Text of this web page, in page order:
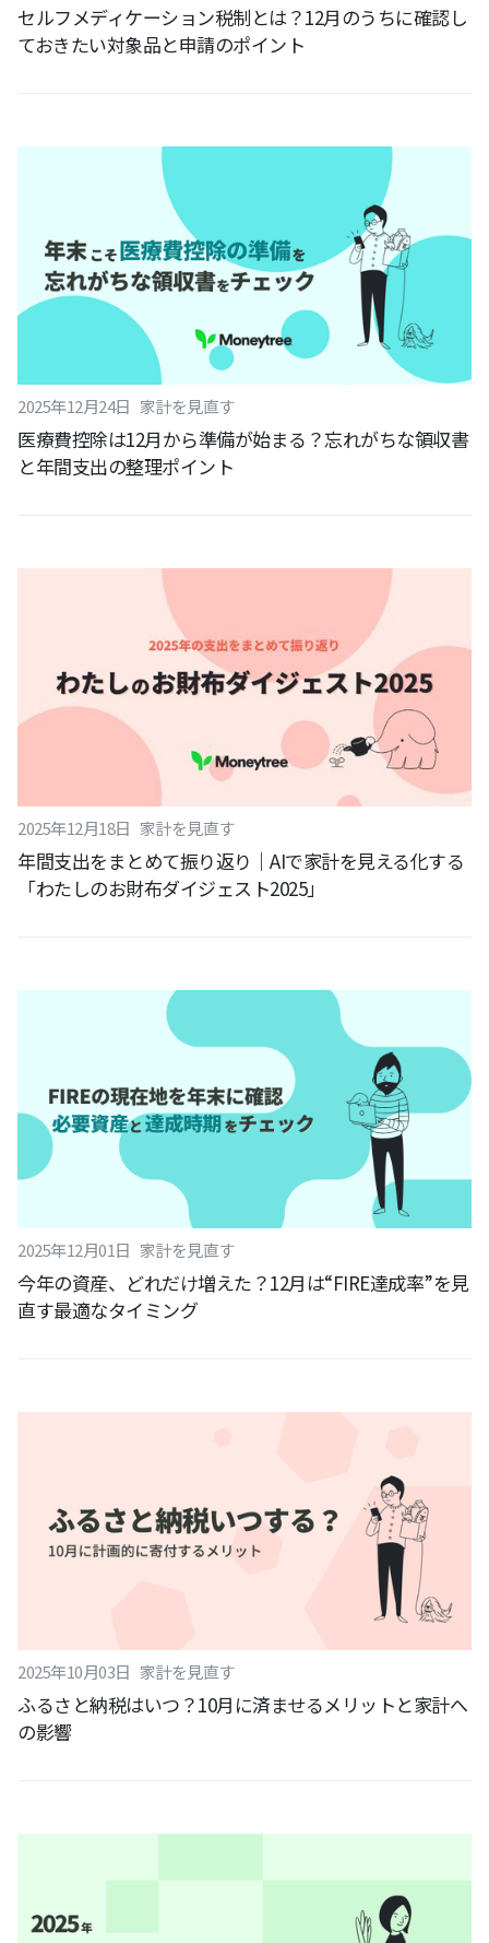
セルフメディケーション税制とは？12月のうちに確認し
ておきたい対象品と申請のポイント
2025年12月24日 家計を見直す
医療費控除は12月から準備が始まる？忘れがちな領収書
と年間支出の整理ポイント
2025年12月18日 家計を見直す
年間支出をまとめて振り返り｜AIで家計を見える化する
「わたしのお財布ダイジェスト2025」
2025年12月01日 家計を見直す
今年の資産、どれだけ増えた？12月は“FIRE達成率”を見
直す最適なタイミング
2025年10月03日 家計を見直す
ふるさと納税はいつ？10月に済ませるメリットと家計へ
の影響